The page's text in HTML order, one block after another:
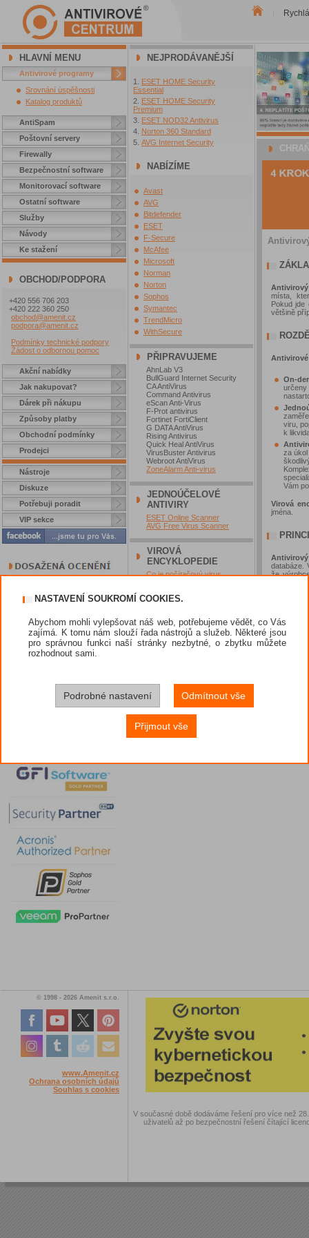
HLAVNÍ MENU
Antivirové programy
Srovnání úspěšnosti
Katalog produktů
AntiSpam
Poštovní servery
Firewally
Bezpečnostní software
Monitorovací software
Ostatní software
Služby
Návody
Ke stažení
OBCHOD/PODPORA
+420 556 706 203
+420 222 360 250
obchod@amenit.cz
podpora@amenit.cz
Podmínky technické podpory
Žádost o odbornou pomoc
Akční nabídky
Jak nakupovat?
Dárek při nákupu
Způsoby platby
Obchodní podmínky
Prodejci
Nástroje
Diskuze
Potřebuji poradit
VIP sekce
NEJPRODÁVANĚJŠÍ
ESET HOME Security
Essential
ESET HOME Security
Premium
ESET NOD32 Antivirus
Norton 360 Standard
AVG Internet Security
NABÍZÍME
Avast
AVG
Bitdefender
ESET
F-Secure
McAfee
Microsoft
Norman
Norton
Sophos
Symantec
TrendMicro
WithSecure
PŘIPRAVUJEME
AhnLab V3
BullGuard Internet Security
CA AntiVirus
Command Antivirus
eScan Anti-Virus
F-Prot antivirus
Fortinet FortiClient
G DATA AntiVirus
Rising Antivirus
Quick Heal AntiVirus
VirusBuster Antivirus
Webroot AntiVirus
ZoneAlarm Anti-virus
JEDNOÚČELOVÉ
ANTIVIRY
ESET Online Scanner
AVG Free Virus Scanner
VIROVÁ
ENCYKLOPEDIE
Co je počítačový virus
místa,
Pokud
většině
On-
určeny
viru,
k
za
Vám
Virová
jména.
databáze.
že
kontrolují
antivirový
vyžádání
© 1998 - 2026 Amenit s.r.o.
www.Amenit.cz
Ochrana osobních údajů
Souhlas s cookies
V současné době dodáváme řešení pro více než
uživatelů až po bezpečnostní řešení čítající
NASTAVENÍ SOUKROMÍ COOKIES.
Abychom mohli vylepšovat náš web, potřebujeme vědět, co Vás
zajímá. K tomu nám slouží řada nástrojů a služeb. Některé jsou
pro správnou funkci naší stránky nezbytné, o zbytku můžete
rozhodnout sami.
Podrobné nastavení Odmítnout vše
Přijmout vše